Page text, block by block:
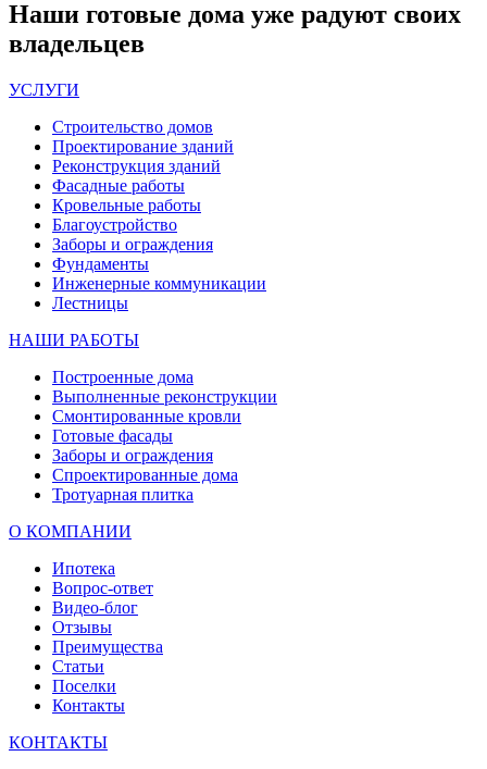
Наши готовые дома уже радуют своих
владельцев
УСЛУГИ
Строительство домов
Проектирование зданий
Реконструкция зданий
Фасадные работы
Кровельные работы
Благоустройство
Заборы и ограждения
Фундаменты
Инженерные коммуникации
Лестницы
НАШИ РАБОТЫ
Построенные дома
Выполненные реконструкции
Смонтированные кровли
Готовые фасады
Заборы и ограждения
Спроектированные дома
Тротуарная плитка
О КОМПАНИИ
Ипотека
Вопрос-ответ
Видео-блог
Отзывы
Преимущества
Статьи
Поселки
Контакты
КОНТАКТЫ